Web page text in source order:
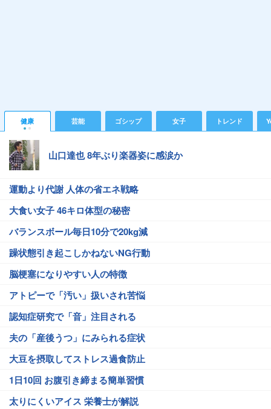
健康 芸能 ゴシップ 女子 トレンド
山口達也 8年ぶり楽器姿に感涙か
運動より代謝 人体の省エネ戦略
大食い女子 46キロ体型の秘密
バランスボール毎日10分で20kg減
躁状態引き起こしかねないNG行動
脳梗塞になりやすい人の特徴
アトピーで「汚い」扱いされ苦悩
認知症研究で「音」注目される
夫の「産後うつ」にみられる症状
大豆を摂取してストレス過食防止
1日10回 お腹引き締まる簡単習慣
太りにくいアイス 栄養士が解説